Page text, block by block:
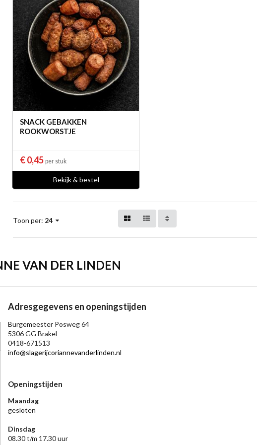
SNACK GEBAKKEN
ROOKWORSTJE
€ 0,45per stuk
Bekijk & bestel
Toon per: 24
VAN DER LINDEN
Adresgegevens en openingstijden
Burgemeester Posweg 64
5306 GG Brakel
0418-671513
info@slagerijcoriannevanderlinden.nl
Openingstijden
Maandag
gesloten
Dinsdag
08.30 t/m 17.30 uur